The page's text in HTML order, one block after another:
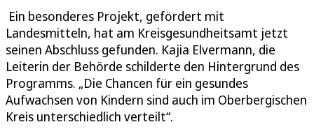
Ein besonderes Projekt, gefördert mit
Landesmitteln, hat am Kreisgesundheitsamt jetzt
seinen Abschluss gefunden. Kajia Elvermann, die
Leiterin der Behörde schilderte den Hintergrund des
Programms. „Die Chancen für ein gesundes
Aufwachsen von Kindern sind auch im Oberbergischen
Kreis unterschiedlich verteilt“.